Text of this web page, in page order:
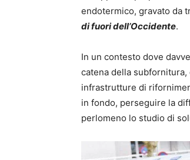
endotermico, gravato da
di fuori dell’Occidente.
In un contesto dove
catena della subfornitura,
infrastrutture di
in fondo, perseguire la
perlomeno lo studio di